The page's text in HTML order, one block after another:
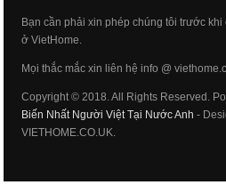
Bạn cần phải xin phép chúng tôi trước
ở VietHome.
Mọi thắc mắc xin liên hệ info @
Copyright © 2018. All Rights Reserved.
Biến Nhất Người Việt Tại Nước Anh -
VIETHOME.CO.UK.